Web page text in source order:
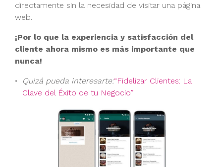
directamente sin la necesidad de visitar una página
web.
¡Por lo que la experiencia y satisfacción del
cliente ahora mismo es más importante que
nunca!
Quizá pueda interesarte:“Fidelizar Clientes: La
Clave del Éxito de tu Negocio”